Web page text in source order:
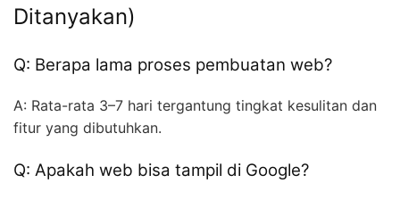
Ditanyakan)
Q: Berapa lama proses pembuatan web?
A: Rata-rata 3–7 hari tergantung tingkat kesulitan dan
fitur yang dibutuhkan.
Q: Apakah web bisa tampil di Google?